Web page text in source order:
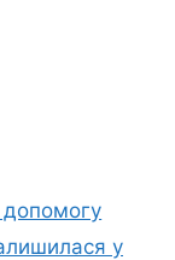
допомогу
у